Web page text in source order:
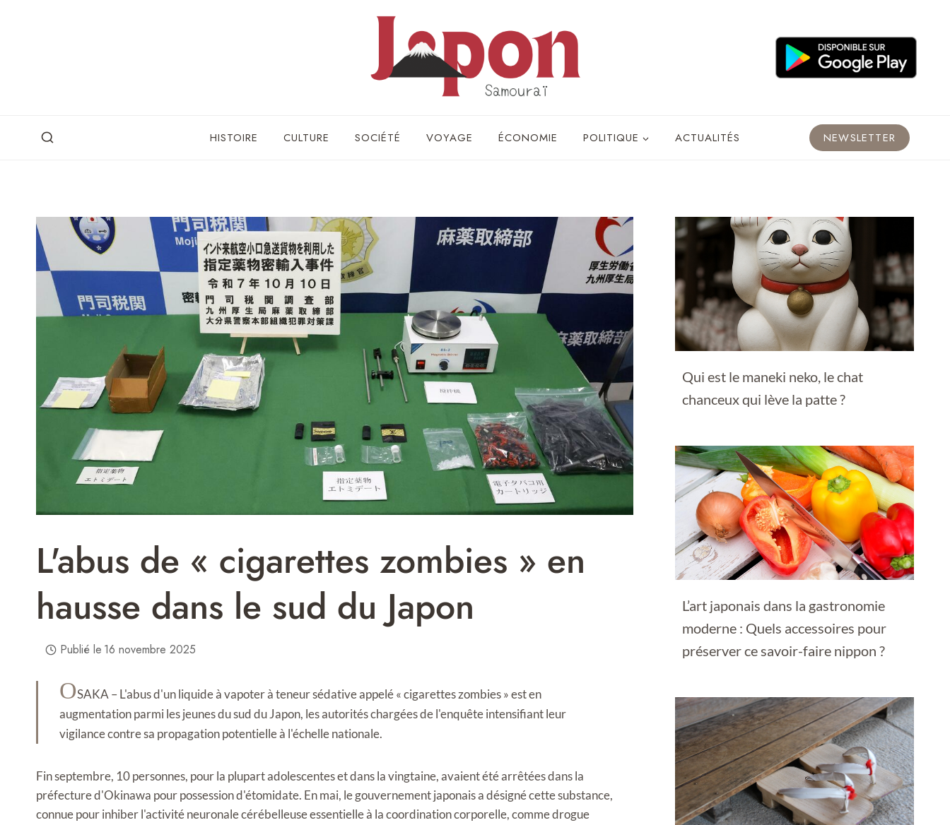
HISTOIRE CULTURE SOCIÉTÉ VOYAGE ÉCONOMIE POLITIQUE ACTUALITÉS NEWSLETTER
L'abus de « cigarettes zombies » en
hausse dans le sud du Japon
Publié le 16 novembre 2025
OSAKA – L'abus d'un liquide à vapoter à teneur sédative appelé « cigarettes zombies » est en
augmentation parmi les jeunes du sud du Japon, les autorités chargées de l'enquête intensifiant leur
vigilance contre sa propagation potentielle à l'échelle nationale.
Fin septembre, 10 personnes, pour la plupart adolescentes et dans la vingtaine, avaient été arrêtées dans la
préfecture d'Okinawa pour possession d'étomidate. En mai, le gouvernement japonais a désigné cette substance,
connue pour inhiber l'activité neuronale cérébelleuse essentielle à la coordination corporelle, comme drogue
Qui est le maneki neko, le chat
chanceux qui lève la patte ?
L’art japonais dans la gastronomie
moderne : Quels accessoires pour
préserver ce savoir-faire nippon ?